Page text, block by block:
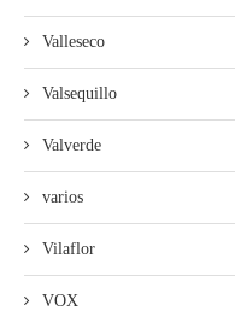
Valleseco
Valsequillo
Valverde
varios
Vilaflor
VOX